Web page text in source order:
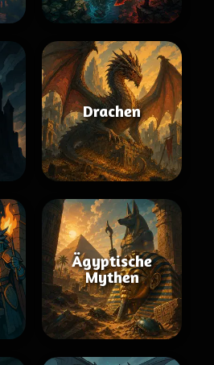
Drachen
Ägyptische
Mythen